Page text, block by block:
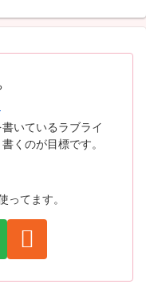
いているラブライ
くのが目標です。
ってます。